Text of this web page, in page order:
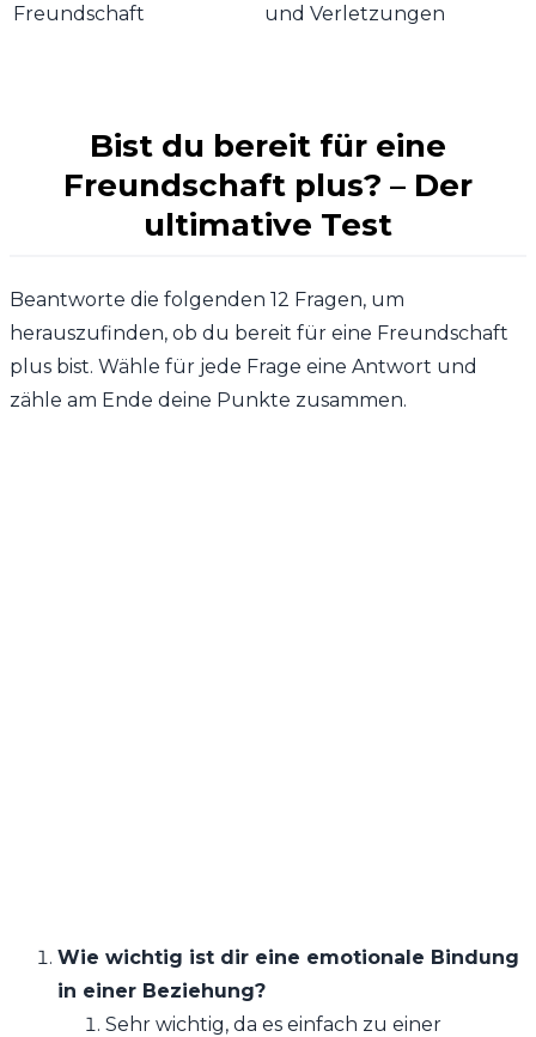
Freundschaft
und Verletzungen
Bist du bereit für eine
Freundschaft plus? – Der
ultimative Test
Beantworte die folgenden 12 Fragen, um
herauszufinden, ob du bereit für eine Freundschaft
plus bist. Wähle für jede Frage eine Antwort und
zähle am Ende deine Punkte zusammen.
Wie wichtig ist dir eine emotionale Bindung
in einer Beziehung?
Sehr wichtig, da es einfach zu einer